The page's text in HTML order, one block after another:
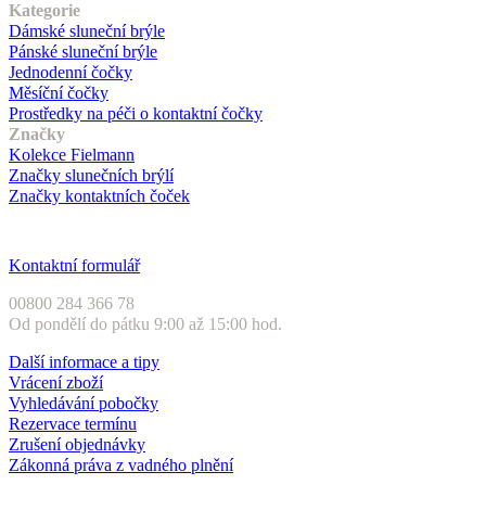
Kategorie
Dámské sluneční brýle
Pánské sluneční brýle
Jednodenní čočky
Měsíční čočky
Prostředky na péči o kontaktní čočky
Značky
Kolekce Fielmann
Značky slunečních brýlí
Značky kontaktních čoček
Kontaktní formulář
00800 284 366 78
Od pondělí do pátku 9:00 až 15:00 hod.
Další informace a tipy
Vrácení zboží
Vyhledávání pobočky
Rezervace termínu
Zrušení objednávky
Zákonná práva z vadného plnění